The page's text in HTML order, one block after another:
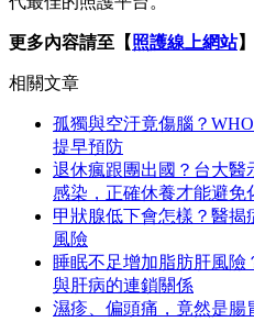
更多內容請至【照護線上網站
相關文章
孤獨與空汙竟傷腦？
提早預防
退休瘋跟團出國？台大醫
感染，正確休養才能避免
甲狀腺低下會怎樣？醫揭
風險
睡眠不足增加脂肪肝風
與肝病的連鎖關係
濕疹、偏頭痛，竟然是腸